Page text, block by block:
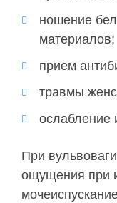
ношение
материалов;
прием
травмы
ослабление
При
ощущения при